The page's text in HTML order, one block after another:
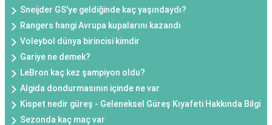
Sneijder GS'ye geldiğinde kaç yaşındaydı?
Rangers hangi Avrupa kupalarını kazandı
Voleybol dünya birincisi kimdir
Gariye ne demek?
LeBron kaç kez şampiyon oldu?
Algida dondurmasının içinde ne var
Kispet nedir güreş - Geleneksel Güreş Kıyafeti Hakkında Bilgi
Sezonda kaç maç var